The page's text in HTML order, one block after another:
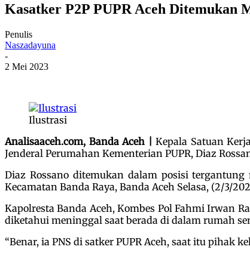
Kasatker P2P PUPR Aceh Ditemukan
Penulis
Naszadayuna
-
2 Mei 2023
Ilustrasi
Analisaaceh.com, Banda Aceh |
Kepala Satuan
Jenderal Perumahan Kementerian PUPR, Diaz
Diaz Rossano ditemukan dalam posisi
Kecamatan Banda Raya, Banda Aceh Selasa, (2/3/
Kapolresta Banda Aceh, Kombes Pol Fahmi Irwan
diketahui meninggal saat berada di dalam rumah
“Benar, ia PNS di satker PUPR Aceh, saat itu pihak